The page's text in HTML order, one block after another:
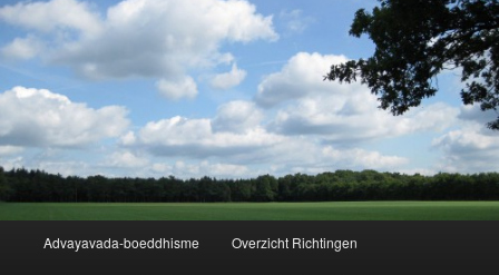
Advayavada-boeddhisme Overzicht Richtingen